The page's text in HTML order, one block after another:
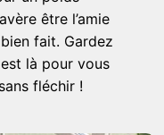
être l’amie
fait. Gardez
là pour vous
fléchir !